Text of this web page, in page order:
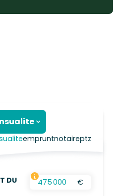
empruntnotaireptz
DU
€